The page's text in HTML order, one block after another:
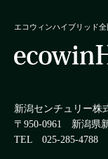
エコウィンハイブリッド
新潟センチュリー株
〒950-0961 新潟県
TEL 025-285-4788